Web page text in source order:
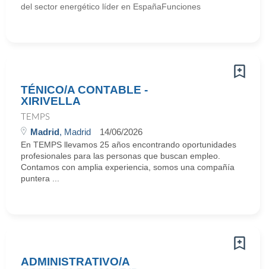
del sector energético líder en EspañaFunciones
TÉNICO/A CONTABLE -
XIRIVELLA
TEMPS
Madrid, Madrid 14/06/2026
En TEMPS llevamos 25 años encontrando oportunidades
profesionales para las personas que buscan empleo.
Contamos con amplia experiencia, somos una compañía
puntera ...
ADMINISTRATIVO/A